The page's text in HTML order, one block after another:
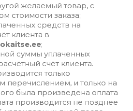
желаемый товар, с
стоимости заказа;
средств на
клиента в
;
суммы уплаченных
счёт клиента.
только
перечислением, и только на
была произведена оплата
производится не позднее